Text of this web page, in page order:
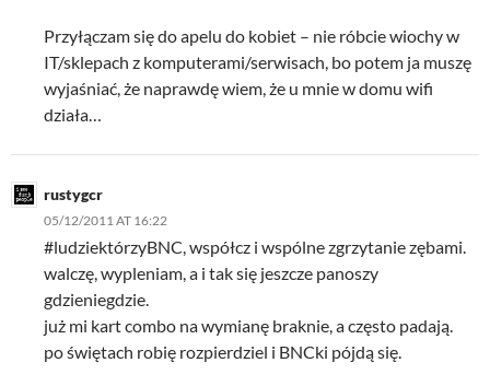
Przyłączam się do apelu do kobiet – nie róbcie wiochy w
IT/sklepach z komputerami/serwisach, bo potem ja muszę
wyjaśniać, że naprawdę wiem, że u mnie w domu wifi
działa…
rustygcr
05/12/2011 AT 16:22
#ludziektórzyBNC, współcz i wspólne zgrzytanie zębami.
walczę, wypleniam, a i tak się jeszcze panoszy
gdzieniegdzie.
już mi kart combo na wymianę braknie, a często padają.
po świętach robię rozpierdziel i BNCki pójdą się.